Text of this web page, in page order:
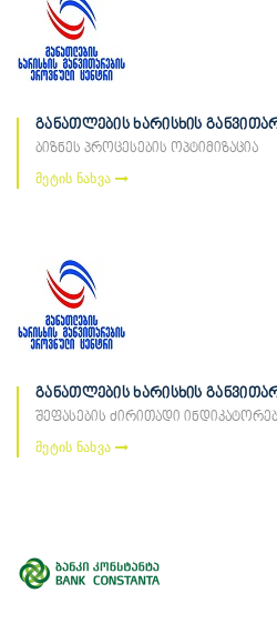
განათლების ხარისხის
ბიზნეს პროცესების ოპტიმიზაცია
მეტის ნახვა
განათლების ხარისხის
შეფასების ძირითადი
მეტის ნახვა